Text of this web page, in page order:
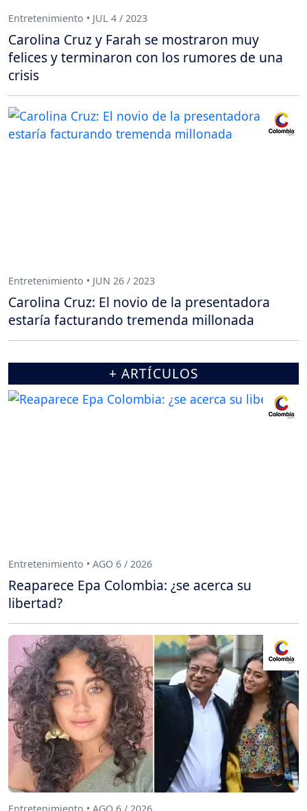
Entretenimiento • JUL 4 / 2023
Carolina Cruz y Farah se mostraron muy
felices y terminaron con los rumores de una
crisis
Entretenimiento • JUN 26 / 2023
Carolina Cruz: El novio de la presentadora
estaría facturando tremenda millonada
+ ARTÍCULOS
Entretenimiento • AGO 6 / 2026
Reaparece Epa Colombia: ¿se acerca su
libertad?